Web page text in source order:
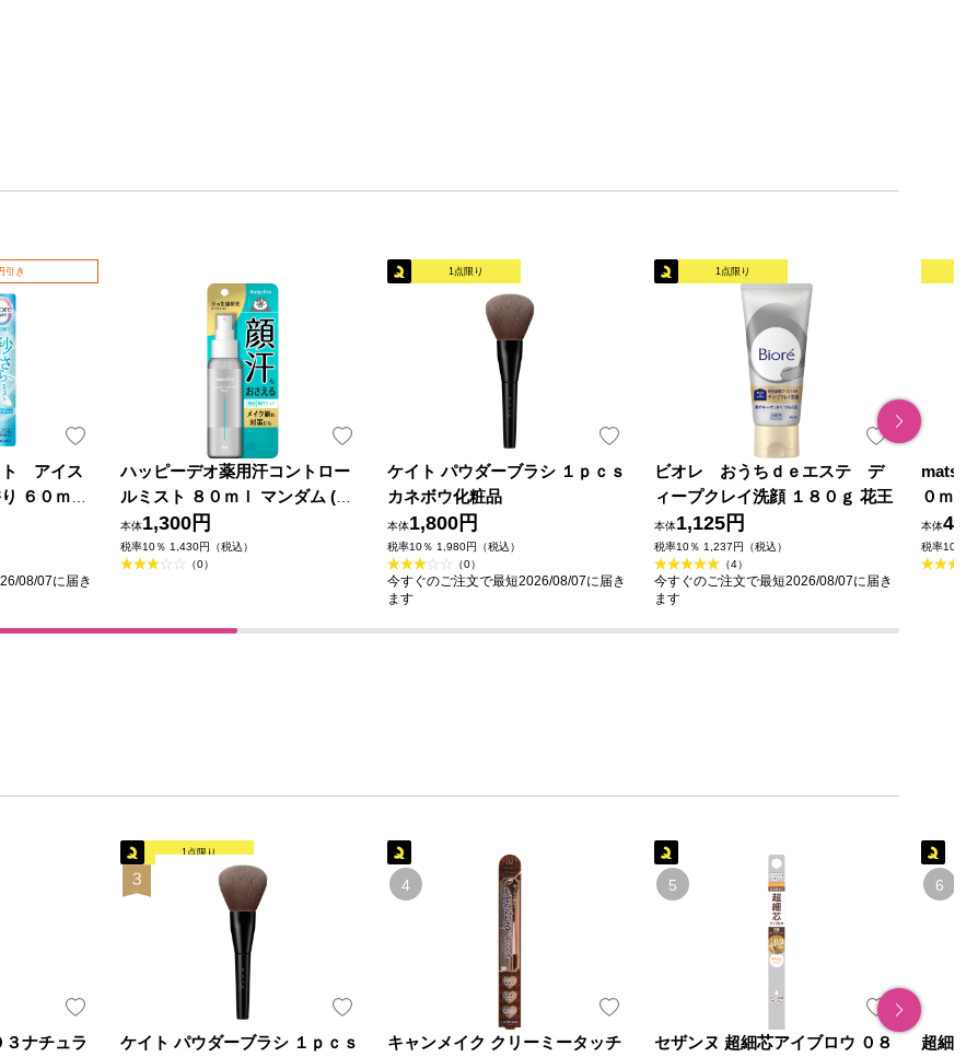
引き
ト アイス
６０ｍＬ
08/07に届き
ハッピーデオ薬用汗コントロー
ルミスト ８０ｍｌ マンダム (医
薬部外品)
本体1,300円
税率10％ 1,430円（税込）
（0）
1点限り
ケイト パウダーブラシ １ｐｃｓ
カネボウ化粧品
本体1,800円
税率10％ 1,980円（税込）
（0）
今すぐのご注文で最短2026/08/07に届き
ます
1点限り
ビオレ おうちｄｅエステ デ
ィープクレイ洗顔 １８０ｇ 花王
本体1,125円
税率10％ 1,237円（税込）
（4）
今すぐのご注文で最短2026/08/07に届き
ます
０ｍｌ
本体
税率10％
３ナチュラ
1点限り
ケイト パウダーブラシ １ｐｃｓ
キャンメイク クリーミータッチ
セザンヌ 超細芯アイブロウ ０８
超細芯